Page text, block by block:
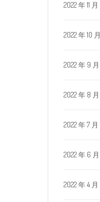
2022 年 11 月
2022 年 10 月
2022 年 9 月
2022 年 8 月
2022 年 7 月
2022 年 6 月
2022 年 4 月